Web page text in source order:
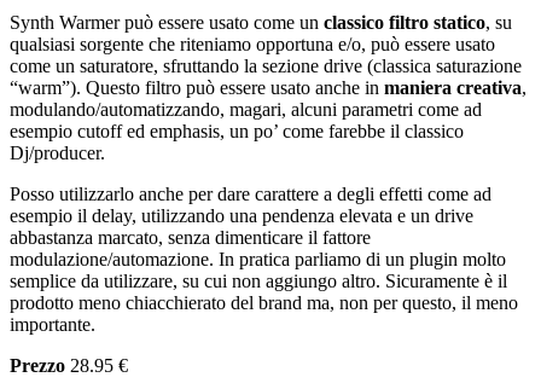
Synth Warmer può essere usato come un classico filtro statico, su
qualsiasi sorgente che riteniamo opportuna e/o, può essere usato
come un saturatore, sfruttando la sezione drive (classica saturazione
“warm”). Questo filtro può essere usato anche in maniera creativa,
modulando/automatizzando, magari, alcuni parametri come ad
esempio cutoff ed emphasis, un po’ come farebbe il classico
Dj/producer.
Posso utilizzarlo anche per dare carattere a degli effetti come ad
esempio il delay, utilizzando una pendenza elevata e un drive
abbastanza marcato, senza dimenticare il fattore
modulazione/automazione. In pratica parliamo di un plugin molto
semplice da utilizzare, su cui non aggiungo altro. Sicuramente è il
prodotto meno chiacchierato del brand ma, non per questo, il meno
importante.
Prezzo 28.95 €